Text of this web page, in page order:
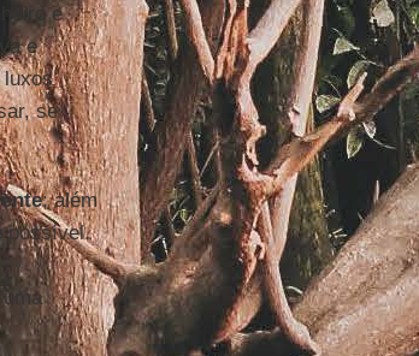
e
e
luxos
se
; além
possível.